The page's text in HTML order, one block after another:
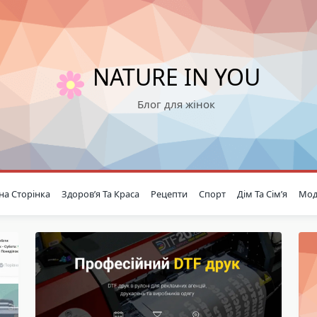
NATURE IN YOU
Блог для жінок
Сторінка Здоров’я Та Краса Рецепти Спорт Дім Та Сім’я